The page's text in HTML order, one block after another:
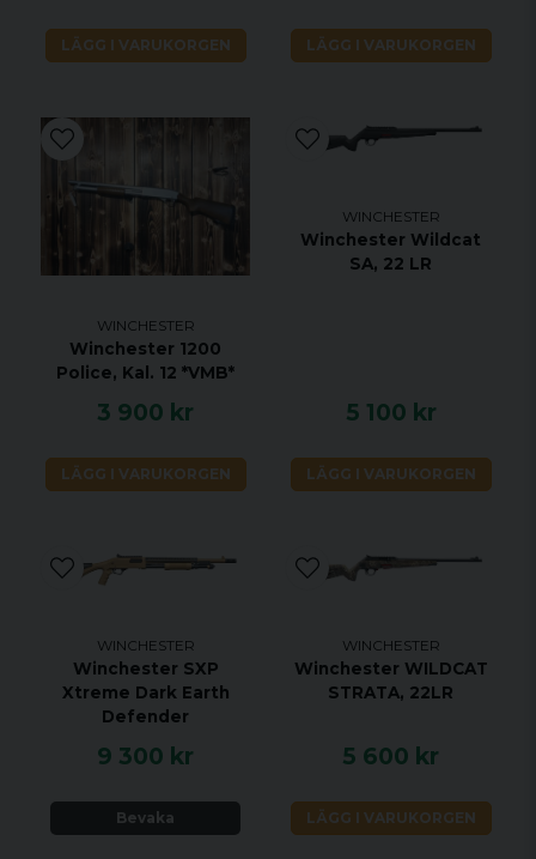
LÄGG I VARUKORGEN LÄGG I VARUKORGEN
WINCHESTER
Winchester 1200
Police, Kal. 12 *VMB*
3 900 kr
LÄGG I VARUKORGEN
WINCHESTER
Winchester Wildcat
SA, 22 LR
5 100 kr
LÄGG I VARUKORGEN
WINCHESTER
Winchester SXP
Xtreme Dark Earth
Defender
9 300 kr
Bevaka
WINCHESTER
Winchester WILDCAT
STRATA, 22LR
5 600 kr
LÄGG I VARUKORGEN